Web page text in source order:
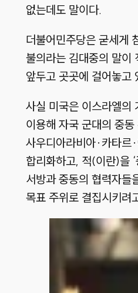
없는데도 말이다.
더불어민주당은 굳세게
불의라는 김대중의 말이
앞두고 곳곳에 걸어놓고
사실 미국은 이스라엘의
이용해 자국 군대의 중동
사우디아라비아·카타르
합리화하고, 적(이란)을
서방과 중동의 협력자들
목표 주위로 결집시키려